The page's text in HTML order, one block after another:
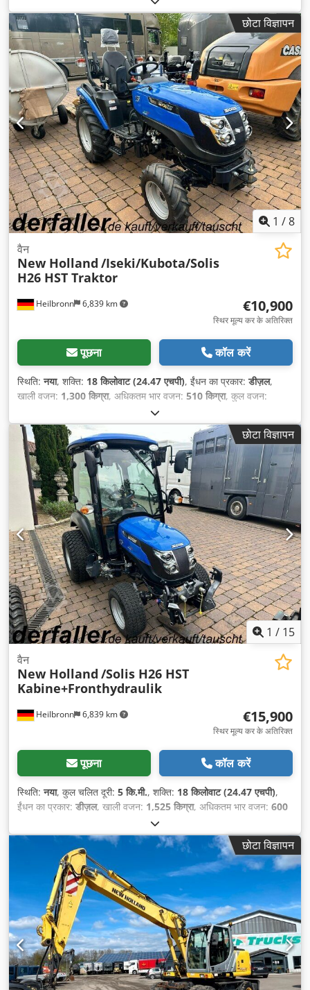
संख्या:1, कुल लंबाई:2,895 मिमी, उपकरण:सभी पहियों की ड्राइव,
छोटा विज्ञापन
1 /8
Heilbronn 6,839 km
वैन
New Holland /Iseki/Kubota/Solis
H26 HST Traktor
€10,900
स्थिर मूल्य कर के अतिरिक्त
पूछना कॉल करें
स्थिति:नया, शक्ति: 18 किलोवाट (24.47 एचपी), ईंधन का प्रकार:डीज़ल,
खाली वजन: 1,300 किग्रा, अधिकतम भार वजन: 510 किग्रा, कुल वजन:
, गियरिंग प्रकार:
संख्या:1, कुल लंबाई:2,895 मिमी, उपकरण:डिफरेंशियल लॉक, सभी पहियों की
ड्राइव, छोटा विज्ञापन
1 / 15
Heilbronn 6,839 km
वैन
New Holland /Solis H26 HST
Kabine+Fronthydraulik
€15,900
स्थिर मूल्य कर के अतिरिक्त
पूछना कॉल करें
स्थिति:नया, कुल चलित दूरी: 5 कि.मी., शक्ति: 18 किलोवाट (24.47 एचपी),
ईंधन का प्रकार: डीज़ल, खाली वजन: 1,525 किग्रा, अधिकतम भार वजन: 600
नीला
अन्य, सीटों की संख्या:1, संचालन के घंटे:5 h, उपकरण:कैबिन, डिफरेंशियल
लॉक, सभी पहियों की ड्राइव
छोटा विज्ञापन